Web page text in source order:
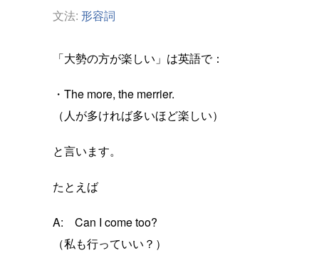
文法: 形容詞
「大勢の方が楽しい」は英語で：
・The more, the merrier.
（人が多ければ多いほど楽しい）
と言います。
たとえば
A: Can I come too?
（私も行っていい？）